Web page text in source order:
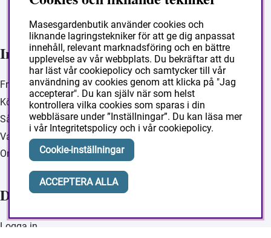
Information
Frakt och leverans
Köpvillkor
Så handlar du
Vanliga frågor
Om Masesgården
Ditt konto
Logga in
Masesgardenbutik använder cookies och
liknande lagringstekniker för att ge dig anpassat
innehåll, relevant marknadsföring och en bättre
upplevelse av vår webbplats. Du bekräftar att du
har läst vår cookiepolicy och samtycker till vår
användning av cookies genom att klicka på "Jag
accepterar". Du kan själv när som helst
kontrollera vilka cookies som sparas i din
webbläsare under ”Inställningar”. Du kan läsa mer
i vår Integritetspolicy och i vårcookiepolicy.
Cookie-inställningar
ACCEPTERA ALLA